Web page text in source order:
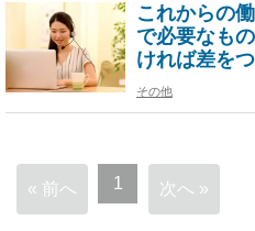
これからの
で必要なも
ければ差を
その他
« 前へ 1 次へ »